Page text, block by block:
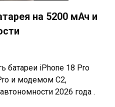
на 5200 мАч и
батареи iPhone 18 Pro
и модемом C2,
2026 года .